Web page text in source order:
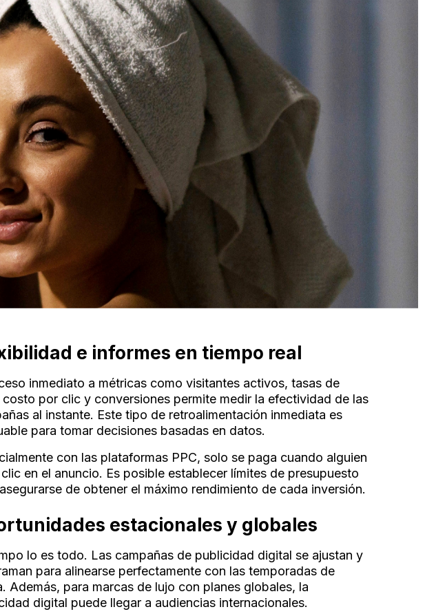
e informes en tiempo real
inmediato a métricas como visitantes activos, tasas de
costo por clic y conversiones permite medir la efectividad de las
al instante. Este tipo de retroalimentación inmediata es
para tomar decisiones basadas en datos.
con las plataformas PPC, solo se paga cuando alguien
en el anuncio. Es posible establecer límites de presupuesto
de obtener el máximo rendimiento de cada inversión.
estacionales y globales
lo es todo. Las campañas de publicidad digital se ajustan y
para alinearse perfectamente con las temporadas de
Además, para marcas de lujo con planes globales, la
digital puede llegar a audiencias internacionales.